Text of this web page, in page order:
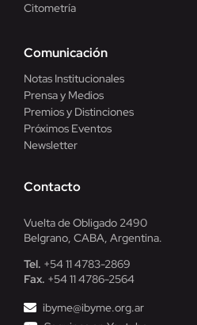
Citometría
Comunicación
Notas Institucionales
Prensa y Medios
Premios y Distinciones
Próximos Eventos
Newsletter
Contacto
Vuelta de Obligado 2490
Belgrano, CABA, Argentina.
Tel. +54 11 4783-2869
Fax. +54 11 4786-2564
ibyme@ibyme.org.ar